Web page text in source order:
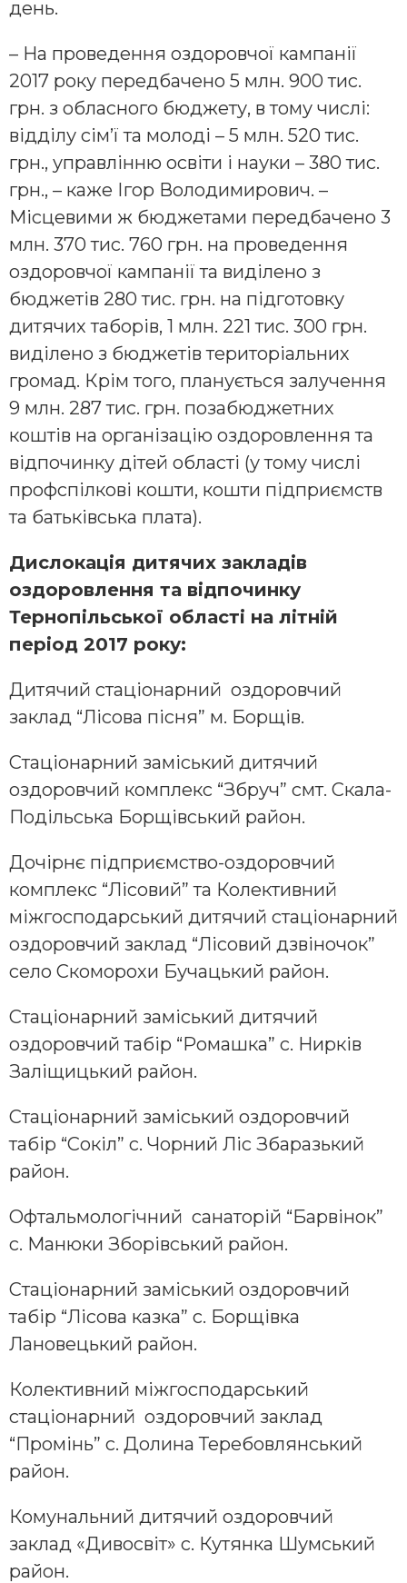
день.
– На проведення оздоровчої кампанії
2017 року передбачено 5 млн. 900 тис.
грн. з обласного бюджету, в тому числі:
відділу сім’ї та молоді – 5 млн. 520 тис.
грн., управлінню освіти і науки – 380 тис.
грн., – каже Ігор Володимирович. –
Місцевими ж бюджетами передбачено 3
млн. 370 тис. 760 грн. на проведення
оздоровчої кампанії та виділено з
бюджетів 280 тис. грн. на підготовку
дитячих таборів, 1 млн. 221 тис. 300 грн.
виділено з бюджетів територіальних
громад. Крім того, планується залучення
9 млн. 287 тис. грн. позабюджетних
коштів на організацію оздоровлення та
відпочинку дітей області (у тому числі
профспілкові кошти, кошти підприємств
та батьківська плата).
Дислокація дитячих закладів
оздоровлення та відпочинку
Тернопільської області на літній
період 2017 року:
Дитячий стаціонарний оздоровчий
заклад “Лісова пісня” м. Борщів.
Стаціонарний заміський дитячий
оздоровчий комплекс “Збруч” смт. Скала-
Подільська Борщівський район.
Дочірнє підприємство-оздоровчий
комплекс “Лісовий” та Колективний
міжгосподарський дитячий стаціонарний
оздоровчий заклад “Лісовий дзвіночок”
село Скоморохи Бучацький район.
Стаціонарний заміський дитячий
оздоровчий табір “Ромашка” с. Нирків
Заліщицький район.
Стаціонарний заміський оздоровчий
табір “Сокіл” с. Чорний Ліс Збаразький
район.
Офтальмологічний санаторій “Барвінок”
с. Манюки Зборівський район.
Стаціонарний заміський оздоровчий
табір “Лісова казка” с. Борщівка
Лановецький район.
Колективний міжгосподарський
стаціонарний оздоровчий заклад
“Промінь” с. Долина Теребовлянський
район.
Комунальний дитячий оздоровчий
заклад «Дивосвіт» с. Кутянка Шумський
район.